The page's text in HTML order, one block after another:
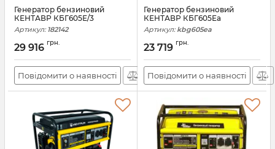
Генератор бензиновий
КЕНТАВР КБГ605Е/3
Артикул: 182142
29 916 грн.
Повідомити о наявності
Генератор бензиновий
КЕНТАВР КБГ605Еа
Артикул: kbg605ea
23 719 грн.
Повідомити о наявності